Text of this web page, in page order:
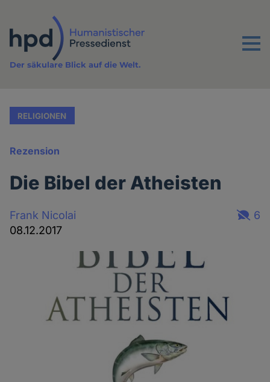
Inhalt
Menu
Der säkulare Blick auf die Welt.
RELIGIONEN
Rezension
Die Bibel der Atheisten
Frank Nicolai
08.12.2017
6